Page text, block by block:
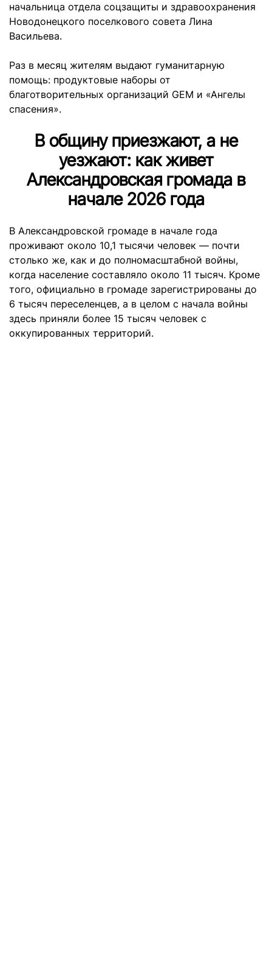
начальница отдела соцзащиты и здравоохранения
Новодонецкого поселкового совета Лина
Васильева.
Раз в месяц жителям выдают гуманитарную
помощь: продуктовые наборы от
благотворительных организаций GEM и «Ангелы
спасения».
В общину приезжают, а не
уезжают: как живет
Александровская громада в
начале 2026 года
В Александровской громаде в начале года
проживают около 10,1 тысячи человек — почти
столько же, как и до полномасштабной войны,
когда население составляло около 11 тысяч. Кроме
того, официально в громаде зарегистрированы до
6 тысяч переселенцев, а в целом с начала войны
здесь приняли более 15 тысяч человек с
оккупированных территорий.